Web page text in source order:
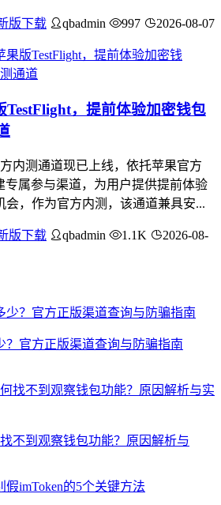
版下载 qbadmin 997 2026-08-07
TestFlight，提前体验加密钱包
内测通道现已上线，依托苹果官方
专属参与渠道，为用户提供提前体验
会，作为官方内测，该通道兼具安...
版下载 qbadmin 1.1K
2026-08-
？官方正版渠道查询与防骗指南
不到观察钱包功能？原因解析与